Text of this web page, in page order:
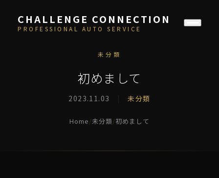
CHALLENGE CONNECTION
PROFESSIONAL AUTO SERVICE
未分類
初めまして
2023.11.03 未分類
Home/未分類/初めまして